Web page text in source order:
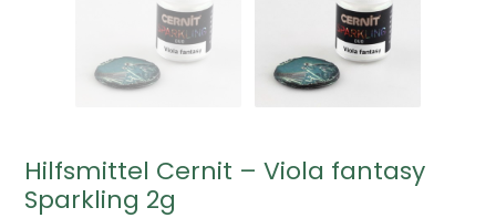
Hilfsmittel Cernit – Viola fantasy
Sparkling 2g